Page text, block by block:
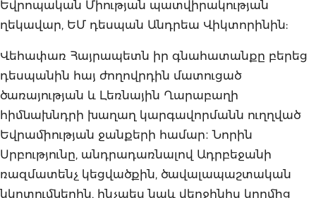
Եվրոպական Միության պատվիրակության
ղեկավար, ԵՄ դեսպան Անդրեա Վիկտորինին:
Վեհափառ Հայրապետն իր գնահատանքը բերեց
դեսպանին հայ ժողովրդին մատուցած
ծառայության և Լեռնային Ղարաբաղի
հիմնախնդրի խաղաղ կարգավորմանն ուղղված
Եվրամիության ջանքերի համար։ Նորին
Սրբությունը, անդրադառնալով Ադրբեջանի
ռազմատենչ կեցվածքին, ծավալապաշտական
նկրտումներին, ինչպես նաև վերջինիս կողմից